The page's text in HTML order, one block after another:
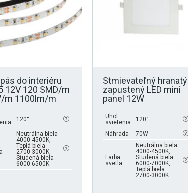
pás do interiéru
12V 120 SMD/m
m 1100lm/m
120°
Neutrálna biela
4000-4500K,
Teplá biela
2700-3000K,
Studená biela
6000-6500K
Stmievateľný hranatý
zapustený LED mini
panel 12W
Uhol
svietenia
120°
Náhrada 70W
Farba
svetla
Neutrálna biela
4000-4500K,
Studená biela
6000-7000K,
Teplá biela
2700-3000K